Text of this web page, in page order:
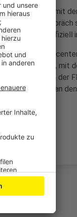
Euskirchen mit
Gespräch
offiziell
am
Kennzeichen, mit
kann. Nach der
in Holzhütten an